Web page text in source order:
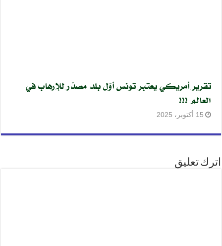
تقرير أمريكي يعتبر تونس أوّل بلد مصدّر للإرهاب في
العالم !!!
15 أكتوبر، 2025
اترك تعليق